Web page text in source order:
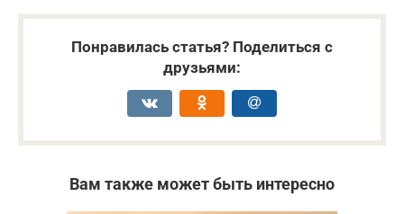
Понравилась статья? Поделиться с
друзьями:
Вам также может быть интересно